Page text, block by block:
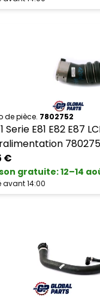
de pièce. 7802752
Serie E81 E82 E87
€
gratuite:12–14
avant 14:00